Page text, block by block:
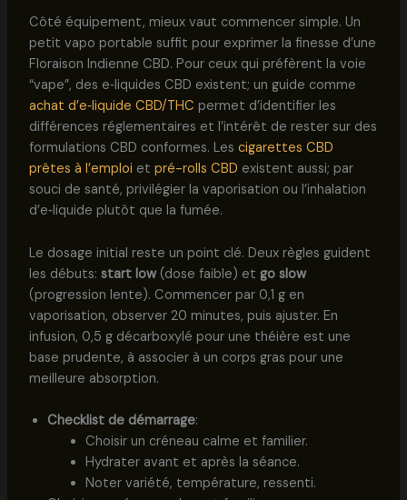
Côté équipement, mieux vaut commencer simple. Un
petit vapo portable suffit pour exprimer la finesse d’une
Floraison Indienne CBD. Pour ceux qui préfèrent la voie
“vape”, des e‑liquides CBD existent; un guide comme
achat d’e‑liquide CBD/THC permet d’identifier les
différences réglementaires et l’intérêt de rester sur des
formulations CBD conformes. Les cigarettes CBD
prêtes à l’emploi et pré-rolls CBD existent aussi; par
souci de santé, privilégier la vaporisation ou l’inhalation
d’e‑liquide plutôt que la fumée.
Le dosage initial reste un point clé. Deux règles guident
les débuts: start low(dose faible) et go slow
(progression lente). Commencer par 0,1 g en
vaporisation, observer 20 minutes, puis ajuster. En
infusion, 0,5 g décarboxylé pour une théière est une
base prudente, à associer à un corps gras pour une
meilleure absorption.
Checklist de démarrage:
Choisir un créneau calme et familier.
Hydrater avant et après la séance.
Noter variété, température, ressenti.